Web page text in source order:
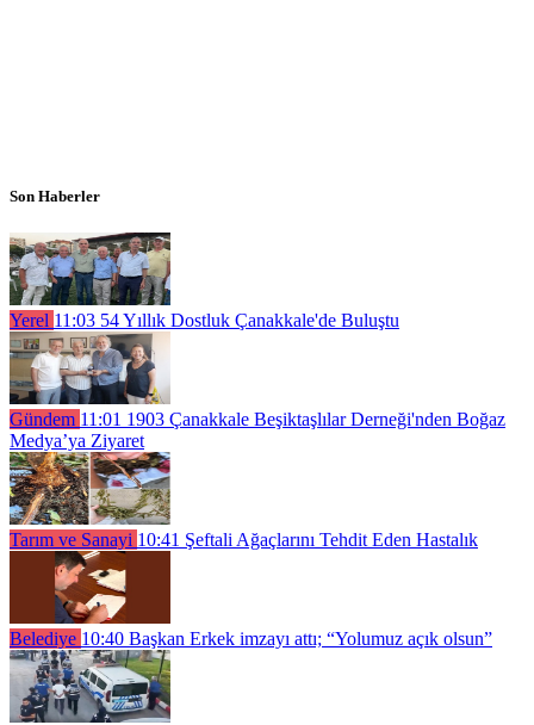
Son Haberler
Yerel 11:03 54 Yıllık Dostluk Çanakkale'de Buluştu
Gündem 11:01 1903 Çanakkale Beşiktaşlılar Derneği'nden Boğaz
Medya’ya Ziyaret
Tarım ve Sanayi 10:41 Şeftali Ağaçlarını Tehdit Eden Hastalık
Belediye 10:40 Başkan Erkek imzayı attı; “Yolumuz açık olsun”